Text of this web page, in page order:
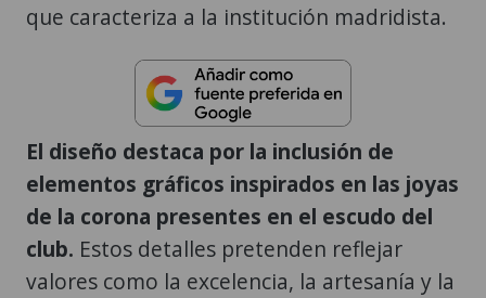
que caracteriza a la institución madridista.
El diseño destaca por la inclusión de
elementos gráficos inspirados en las joyas
de la corona presentes en el escudo del
club. Estos detalles pretenden reflejar
valores como la excelencia, la artesanía y la